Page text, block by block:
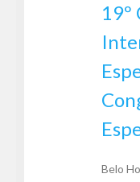
19º
Belo